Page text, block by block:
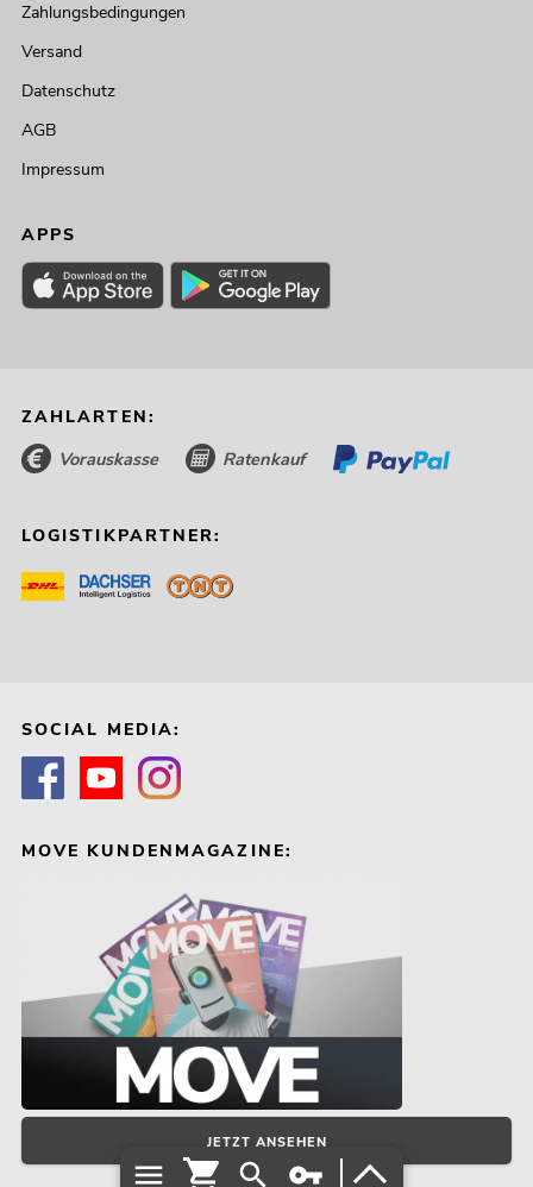
Zahlungsbedingungen
Versand
Datenschutz
AGB
Impressum
APPS
ZAHLARTEN:
Vorauskasse Ratenkauf
LOGISTIKPARTNER:
SOCIAL MEDIA:
MOVE KUNDENMAGAZINE:
JETZT ANSEHEN